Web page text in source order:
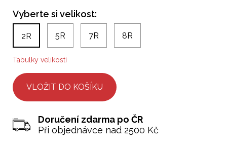
Vyberte si velikost:
2R 5R 7R 8R
Tabulky velikostí
Doručení zdarma po ČR
Při objednávce nad 2500 Kč